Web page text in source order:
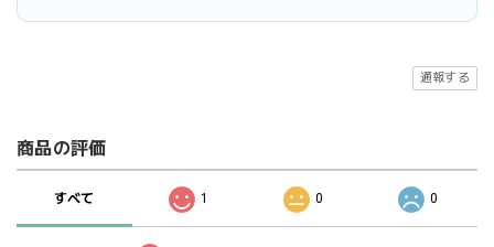
通報する
商品の評価
すべて 1 0 0